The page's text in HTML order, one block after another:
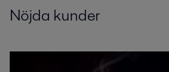
Nöjda kunder